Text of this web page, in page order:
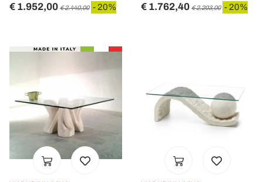
€ 1.952,00 € 2.440,00 - 20% € 1.762,40 € 2.203,00 - 20%